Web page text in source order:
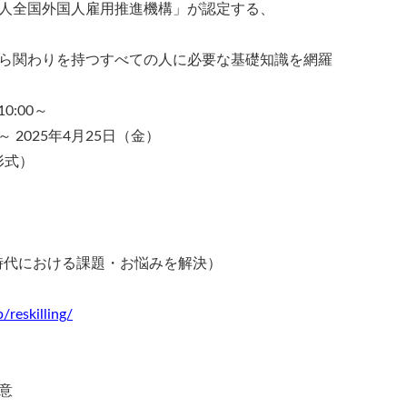
国外国人雇用推進機構」が認定する、
関わりを持つすべての人に必要な基礎知識を網羅
～
2025年4月25日（金）
）
における課題・お悩みを解決）
reskilling/